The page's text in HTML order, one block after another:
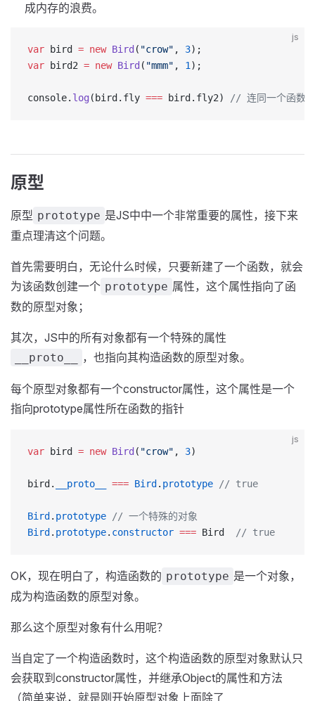
成内存的浪费。
js
var bird = new Bird ( "crow" , 3);
var bird2 = new Bird ( "mmm" , 1 );
console. log (bird.fly === bird.fly2) // 连同一个函数
原型
原型 prototype 是JS中中一个非常重要的属性，接下来
重点理清这个问题。
首先需要明白，无论什么时候，只要新建了一个函数，就会
为该函数创建一个 prototype 属性，这个属性指向了函
数的原型对象；
其次，JS中的所有对象都有一个特殊的属性
__proto__ ，也指向其构造函数的原型对象。
每个原型对象都有一个constructor属性，这个属性是一个
指向prototype属性所在函数的指针
js
var bird = new Bird ( "crow" , 3)
bird. __proto__ === Bird . prototype // true
Bird . prototype // 一个特殊的对象
Bird . prototype. constructor === Bird // true
OK，现在明白了，构造函数的 prototype 是一个对象，
成为构造函数的原型对象。
那么这个原型对象有什么用呢？
当自定了一个构造函数时，这个构造函数的原型对象默认只
会获取到constructor属性，并继承Object的属性和方法
（简单来说，就是刚开始原型对象上面除了